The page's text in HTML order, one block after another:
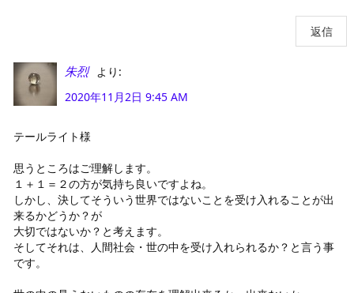
返信
朱烈
より:
2020年11月2日 9:45 AM
テールライト様
思うところはご理解します。
１＋１＝２の方が気持ち良いですよね。
しかし、決してそういう世界ではないことを受け入れることが出
来るかどうか？が
大切ではないか？と考えます。
そしてそれは、人間社会・世の中を受け入れられるか？と言う事
です。